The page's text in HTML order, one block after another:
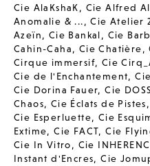
Cie AlaKshaK, Cie Alfred
Anomalie & ...,Cie Atelier
Azeïn, Cie Bankal, Cie
Cahin-Caha, Cie Chatière,
Cirque immersif, Cie
Cie de l'Enchantement,
Cie Dorina Fauer,Cie
Chaos, Cie Éclats de Pistes,
Cie Esperluette, Cie
Extime,Cie FACT,Cie
Cie In Vitro, Cie
Instant d'Encres,Cie